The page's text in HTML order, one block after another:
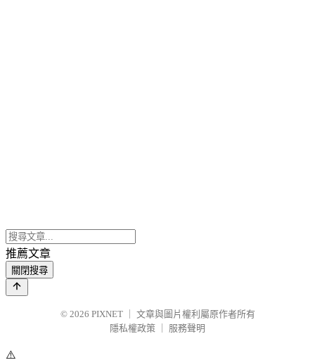
推薦文章
關閉搜尋
© 2026 PIXNET
文章與圖片權利屬原作者所有
隱私權政策
服務聲明
⚠️